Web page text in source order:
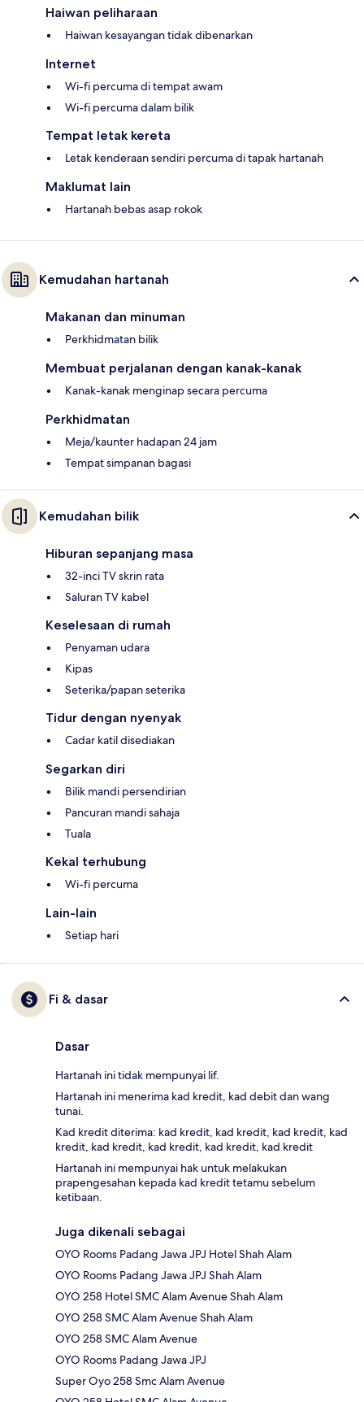
Haiwan peliharaan
Haiwan kesayangan tidak dibenarkan
Internet
Wi-fi percuma di tempat awam
Wi-fi percuma dalam bilik
Tempat letak kereta
Letak kenderaan sendiri percuma di tapak hartanah
Maklumat lain
Hartanah bebas asap rokok
Kemudahan hartanah
Makanan dan minuman
Perkhidmatan bilik
Membuat perjalanan dengan kanak-kanak
Kanak-kanak menginap secara percuma
Perkhidmatan
Meja/kaunter hadapan 24 jam
Tempat simpanan bagasi
Kemudahan bilik
Hiburan sepanjang masa
32-inci TV skrin rata
Saluran TV kabel
Keselesaan di rumah
Penyaman udara
Kipas
Seterika/papan seterika
Tidur dengan nyenyak
Cadar katil disediakan
Segarkan diri
Bilik mandi persendirian
Pancuran mandi sahaja
Tuala
Kekal terhubung
Wi-fi percuma
Lain-lain
Setiap hari
Fi & dasar
Dasar
Hartanah ini tidak mempunyai lif.
Hartanah ini menerima kad kredit, kad debit dan wang
tunai.
Kad kredit diterima: kad kredit, kad kredit, kad kredit, kad
kredit, kad kredit, kad kredit, kad kredit, kad kredit
Hartanah ini mempunyai hak untuk melakukan
prapengesahan kepada kad kredit tetamu sebelum
ketibaan.
Juga dikenali sebagai
OYO Rooms Padang Jawa JPJ Hotel Shah Alam
OYO Rooms Padang Jawa JPJ Shah Alam
OYO 258 Hotel SMC Alam Avenue Shah Alam
OYO 258 SMC Alam Avenue Shah Alam
OYO 258 SMC Alam Avenue
OYO Rooms Padang Jawa JPJ
Super Oyo 258 Smc Alam Avenue